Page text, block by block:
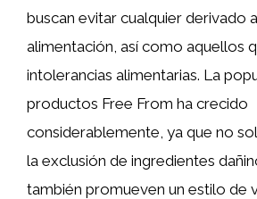
buscan evitar cualquier derivado
alimentación, así como aquellos
intolerancias alimentarias. La
productos Free From ha crecido
considerablemente, ya que no
la exclusión de ingredientes
también promueven un estilo de